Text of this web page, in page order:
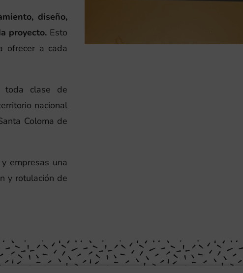
diseño,
proyecto. Esto
ofrecer a cada
toda clase de
nacional
Coloma de
empresas una
y rotulación de